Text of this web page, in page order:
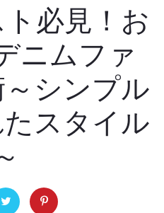
必見！お
ニムファ
シンプル
スタイル